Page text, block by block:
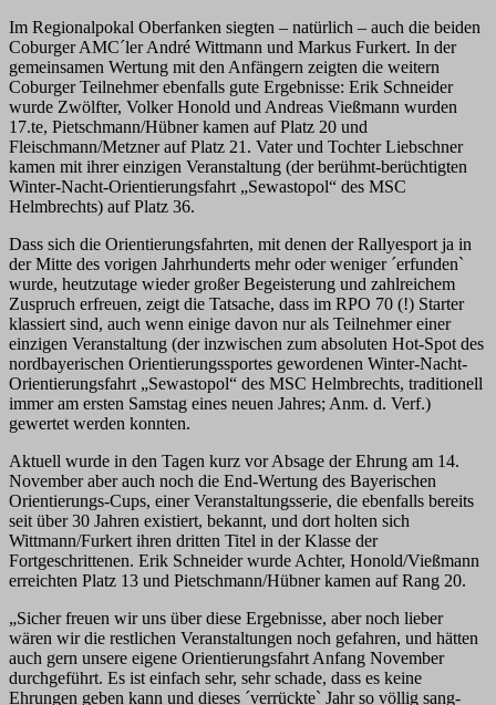
Im Regionalpokal Oberfanken siegten – natürlich – auch die beiden
Coburger AMC´ler André Wittmann und Markus Furkert. In der
gemeinsamen Wertung mit den Anfängern zeigten die weitern
Coburger Teilnehmer ebenfalls gute Ergebnisse: Erik Schneider
wurde Zwölfter, Volker Honold und Andreas Vießmann wurden
17.te, Pietschmann/Hübner kamen auf Platz 20 und
Fleischmann/Metzner auf Platz 21. Vater und Tochter Liebschner
kamen mit ihrer einzigen Veranstaltung (der berühmt-berüchtigten
Winter-Nacht-Orientierungsfahrt „Sewastopol“ des MSC
Helmbrechts) auf Platz 36.
Dass sich die Orientierungsfahrten, mit denen der Rallyesport ja in
der Mitte des vorigen Jahrhunderts mehr oder weniger ´erfunden`
wurde, heutzutage wieder großer Begeisterung und zahlreichem
Zuspruch erfreuen, zeigt die Tatsache, dass im RPO 70 (!) Starter
klassiert sind, auch wenn einige davon nur als Teilnehmer einer
einzigen Veranstaltung (der inzwischen zum absoluten Hot-Spot des
nordbayerischen Orientierungssportes gewordenen Winter-Nacht-
Orientierungsfahrt „Sewastopol“ des MSC Helmbrechts, traditionell
immer am ersten Samstag eines neuen Jahres; Anm. d. Verf.)
gewertet werden konnten.
Aktuell wurde in den Tagen kurz vor Absage der Ehrung am 14.
November aber auch noch die End-Wertung des Bayerischen
Orientierungs-Cups, einer Veranstaltungsserie, die ebenfalls bereits
seit über 30 Jahren existiert, bekannt, und dort holten sich
Wittmann/Furkert ihren dritten Titel in der Klasse der
Fortgeschrittenen. Erik Schneider wurde Achter, Honold/Vießmann
erreichten Platz 13 und Pietschmann/Hübner kamen auf Rang 20.
„Sicher freuen wir uns über diese Ergebnisse, aber noch lieber
wären wir die restlichen Veranstaltungen noch gefahren, und hätten
auch gern unsere eigene Orientierungsfahrt Anfang November
durchgeführt. Es ist einfach sehr, sehr schade, dass es keine
Ehrungen geben kann und dieses ´verrückte` Jahr so völlig sang-